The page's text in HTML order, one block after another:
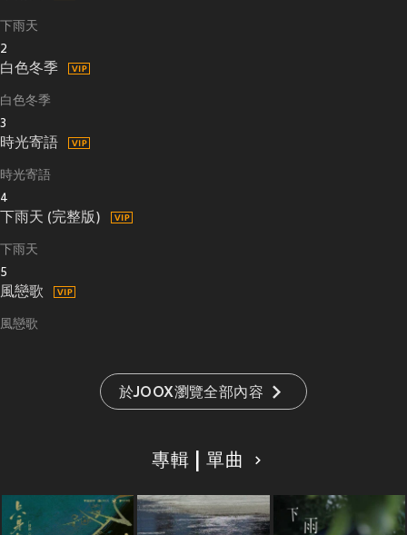
下雨天
2
白色冬季
白色冬季
3
時光寄語
時光寄語
4
下雨天 (完整版)
下雨天
5
風戀歌
風戀歌
於JOOX瀏覽全部內容
專輯 | 單曲